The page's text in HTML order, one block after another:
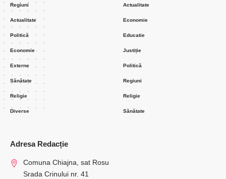
Regiuni
Actualitate
Politică
Economie
Externe
Sănătate
Religie
Diverse
Actualitate
Economie
Educatie
Justiție
Politică
Regiuni
Religie
Sănătate
Adresa Redacție
Comuna Chiajna, sat Rosu
Srada Crinului nr. 41